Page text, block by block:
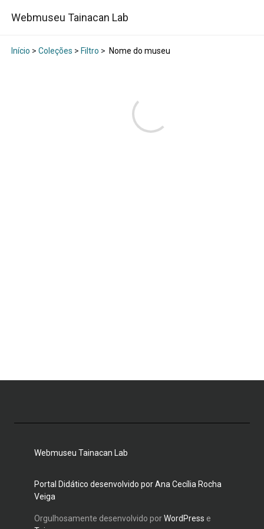
Webmuseu Tainacan Lab
Início > Coleções > Filtro > Nome do museu
Webmuseu Tainacan Lab
Portal Didático desenvolvido por Ana Cecília Rocha
Veiga
Orgulhosamente desenvolvido porWordPress e